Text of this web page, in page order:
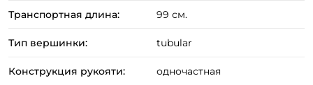
аккуратной и точной сборкой.
качеств.
Транспортная длина: 99 см.
Тип вершинки: tubular
Конструкция рукояти: одночастная